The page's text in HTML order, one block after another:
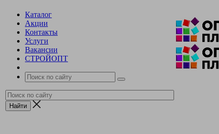
Каталог
Акции
Контакты
Услуги
Вакансии
СТРОЙОПТ